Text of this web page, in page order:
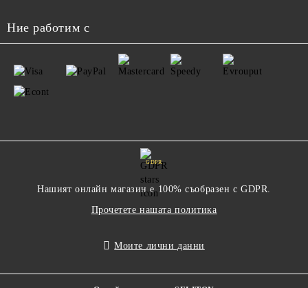
Ние работим с
GDPR
Нашият онлайн магазин е 100% съобразен с GDPR.
Прочетете нашата политика
Моите лични данни